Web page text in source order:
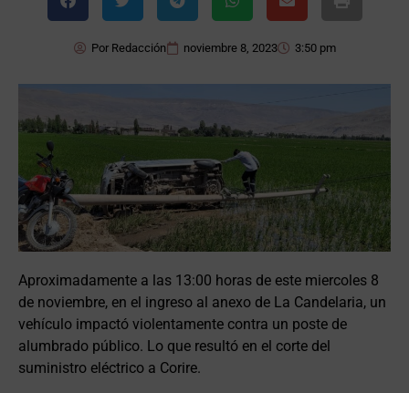
PorRedacción noviembre 8, 2023 3:50 pm
Aproximadamente a las 13:00 horas de este miercoles 8
de noviembre, en el ingreso al anexo de La Candelaria, un
vehículo impactó violentamente contra un poste de
alumbrado público. Lo que resultó en el corte del
suministro eléctrico a Corire.